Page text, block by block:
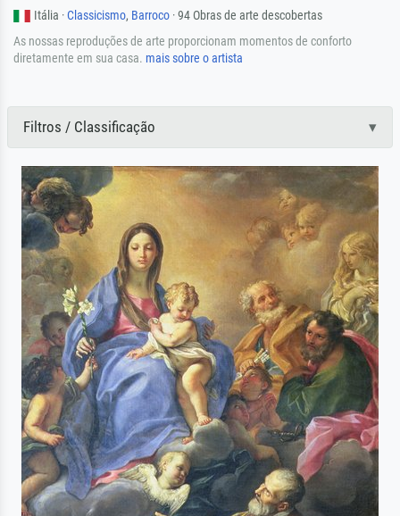
Itália ·Classicismo, Barroco · 94 Obras de arte descobertas
As nossas reproduções de arte proporcionam momentos de conforto
diretamente em sua casa. mais sobre o artista
Filtros / Classificação